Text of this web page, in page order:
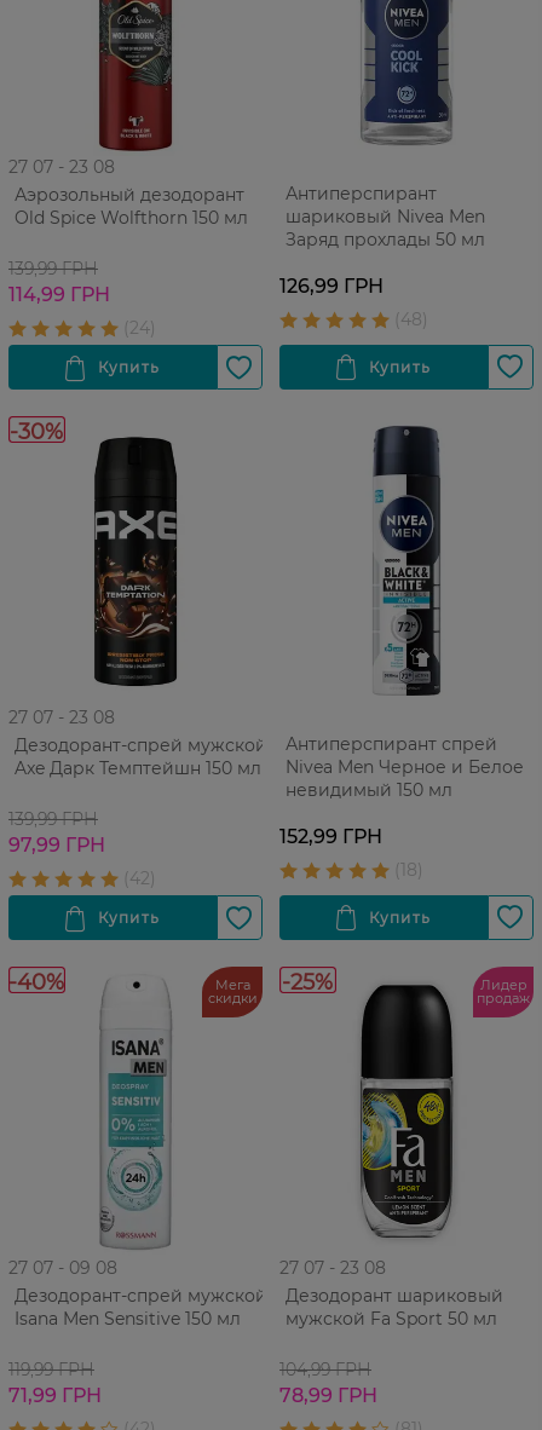
27 07 - 23 08
Аэрозольный дезодорант
Old Spice Wolfthorn 150 мл
139,99 ГРН
114,99 ГРН
Антиперспирант
шариковый Nivea Men
Заряд прохлады 50 мл
126,99 ГРН
-30%
27 07 - 23 08
Дезодорант-спрей мужской
Axe Дарк Темптейшн 150 мл
139,99 ГРН
97,99 ГРН
Антиперспирант спрей
Nivea Men Черное и Белое
невидимый 150 мл
152,99 ГРН
-40% Мега
скидки
27 07 - 09 08
Дезодорант-cпрей мужской
Isana Men Sensitive 150 мл
119,99 ГРН
71,99 ГРН
-25% Лидер
продаж
27 07 - 23 08
Дезодорант шариковый
мужской Fa Sport 50 мл
104,99 ГРН
78,99 ГРН